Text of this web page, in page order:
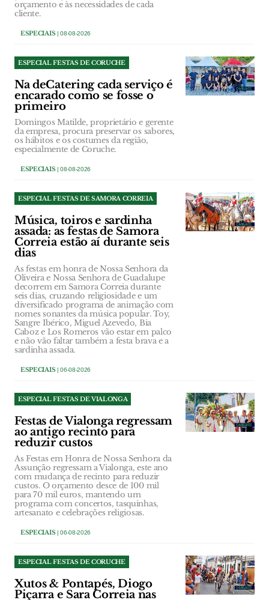
orçamento e às necessidades de cada
cliente.
ESPECIAIS| 08-08-2026
ESPECIAL FESTAS DE CORUCHE
Na deCatering cada serviço é
encarado como se fosse o
primeiro
Domingos Matilde, proprietário e gerente
da empresa, procura preservar os sabores,
os hábitos e os costumes da região,
especialmente de Coruche.
ESPECIAIS| 08-08-2026
ESPECIAL FESTAS DE SAMORA CORREIA
Música, toiros e sardinha
assada: as festas de Samora
Correia estão aí durante seis
dias
As festas em honra de Nossa Senhora da
Oliveira e Nossa Senhora de Guadalupe
decorrem em Samora Correia durante
seis dias, cruzando religiosidade e um
diversificado programa de animação com
nomes sonantes da música popular. Toy,
Sangre Ibérico, Miguel Azevedo, Bia
Caboz e Los Romeros vão estar em palco
e não vão faltar também a festa brava e a
sardinha assada.
ESPECIAIS| 06-08-2026
ESPECIAL FESTAS DE VIALONGA
Festas de Vialonga regressam
ao antigo recinto para
reduzir custos
As Festas em Honra de Nossa Senhora da
Assunção regressam a Vialonga, este ano
com mudança de recinto para reduzir
custos. O orçamento desce de 100 mil
para 70 mil euros, mantendo um
programa com concertos, tasquinhas,
artesanato e celebrações religiosas.
ESPECIAIS| 06-08-2026
ESPECIAL FESTAS DE CORUCHE
Xutos & Pontapés, Diogo
Piçarra e Sara Correia nas